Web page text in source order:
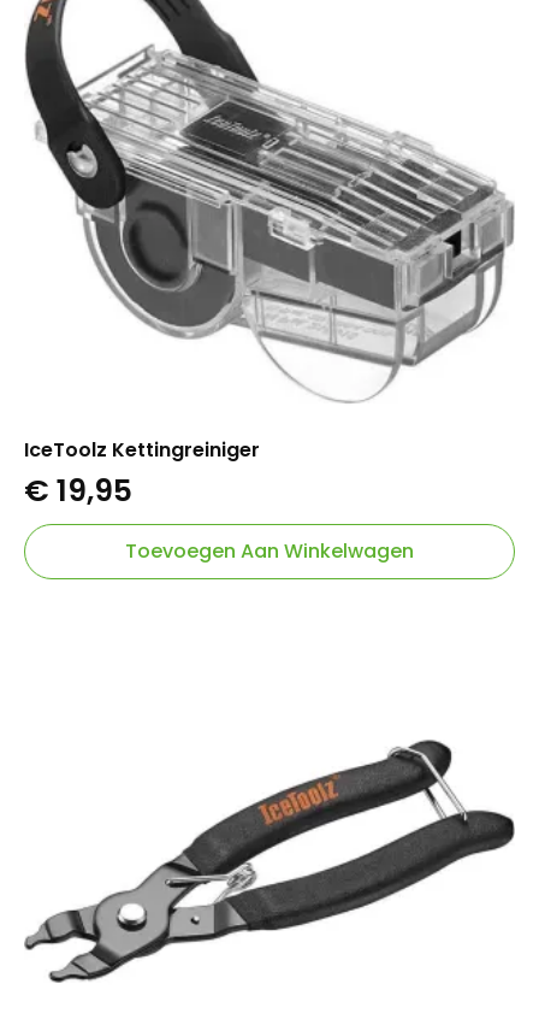
IceToolz Kettingreiniger
€ 19,95
Toevoegen Aan Winkelwagen